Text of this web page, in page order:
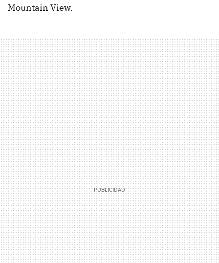
Mountain View.